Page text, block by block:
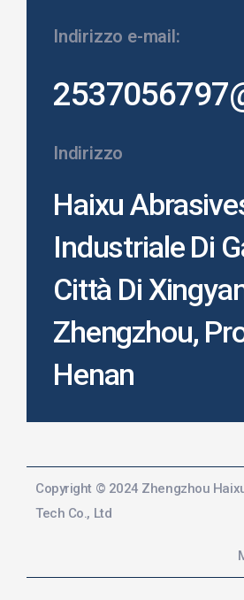
Indirizzo e-mail:
Indirizzo
Haixu
Industriale Di
Città Di
Zhengzhou,
Henan
Copyright © 2024 Zhengzhou
Tech Co., Ltd